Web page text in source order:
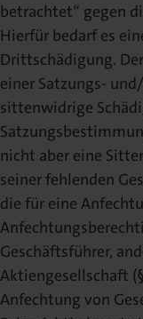
betrachtet“ gegen
Hierfür bedarf es
Drittschädigung.
einer Satzungs-
sittenwidrige
nicht aber eine
seinerfehlenden
die für eine
Geschäftsführer,
Aktiengesellschaft
Anfechtung von